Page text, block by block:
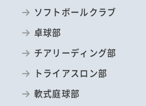
ソフトボールクラブ
卓球部
チアリーディング部
トライアスロン部
軟式庭球部